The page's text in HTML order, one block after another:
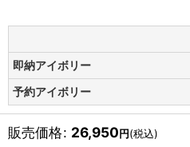
即納アイボリー
予約アイボリー
販売価格: 26,950円(税込)